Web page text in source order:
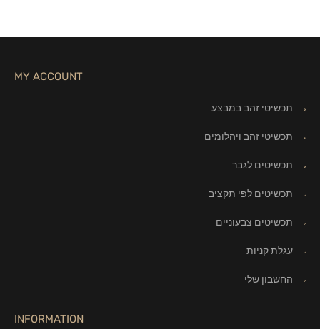
MY ACCOUNT
תכשיטי זהב במבצע
תכשיטי זהב ויהלומים
תכשיטים לגבר
תכשיטים לפי תקציב
תכשיטים צבעוניים
עגלת קניות
החשבון שלי
INFORMATION